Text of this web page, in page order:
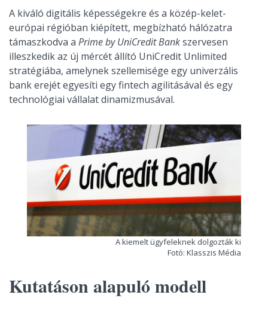
A kiváló digitális képességekre és a közép-kelet-
európai régióban kiépített, megbízható hálózatra
támaszkodva a Prime by UniCredit Bankszervesen
illeszkedik az új mércét állító UniCredit Unlimited
stratégiába, amelynek szellemisége egy univerzális
bank erejét egyesíti egy fintech agilitásával és egy
technológiai vállalat dinamizmusával.
A kiemelt ügyfeleknek dolgozták ki
Fotó: Klasszis Média
Kutatáson alapuló modell